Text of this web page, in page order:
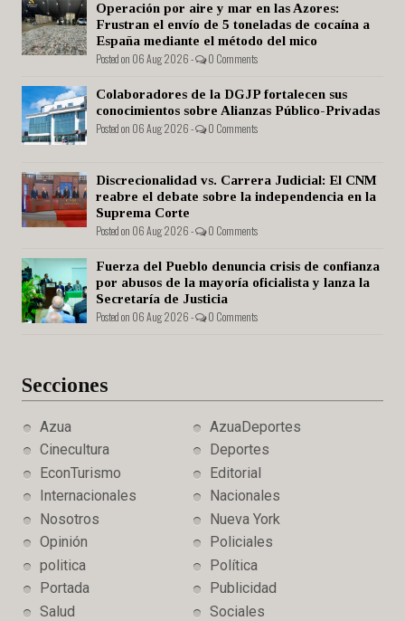
Operación por aire y mar en las Azores:
Frustran el envío de 5 toneladas de cocaína a
España mediante el método del mico
Posted on 06 Aug 2026 - 0 Comments
Colaboradores de la DGJP fortalecen sus
conocimientos sobre Alianzas Público-Privadas
Posted on 06 Aug 2026 - 0 Comments
Discrecionalidad vs. Carrera Judicial: El CNM
reabre el debate sobre la independencia en la
Suprema Corte
Posted on 06 Aug 2026 - 0 Comments
Fuerza del Pueblo denuncia crisis de confianza
por abusos de la mayoría oficialista y lanza la
Secretaría de Justicia
Posted on 06 Aug 2026 - 0 Comments
Secciones
Azua
AzuaDeportes
Cinecultura
Deportes
EconTurismo
Editorial
Internacionales
Nacionales
Nosotros
Nueva York
Opinión
Policiales
politica
Política
Portada
Publicidad
Salud
Sociales